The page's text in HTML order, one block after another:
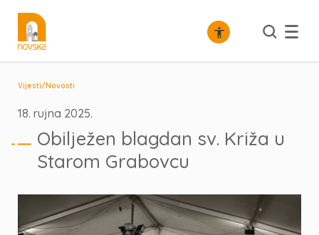
Vijesti/Novosti
18. rujna 2025.
Obilježen blagdan sv. Križa u
Starom Grabovcu